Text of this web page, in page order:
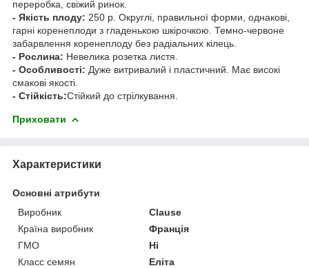
переробка, свіжий ринок.
- Якість плоду: 250 р. Округлі, правильної форми, однакові,
гарні коренеплоди з гладенькою шкірочкою. Темно-червоне
забарвлення коренеплоду без радіальних кілець.
- Рослина: Невелика розетка листя.
- Особливості: Дуже витривалий і пластичний. Має високі
смакові якості.
- Стійкість:Стійкий до стрілкування.
Приховати
Характеристики
Основні атрибути
Виробник
Clause
Країна виробник
Франція
ГМО
Ні
Класс семян
Еліта